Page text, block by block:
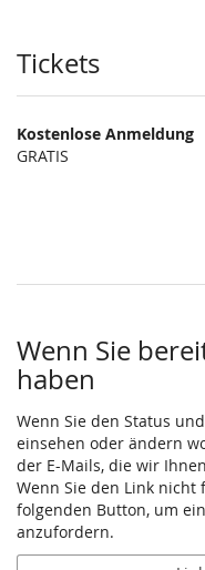
Produkte
Tickets
Kostenlose Anmeldung
GRATIS
Wenn Sie
haben
Wenn Sie den Status
einsehen oder ändern
der E-Mails, die wir
Wenn Sie den Link nicht
folgenden Button, um
anzufordern.